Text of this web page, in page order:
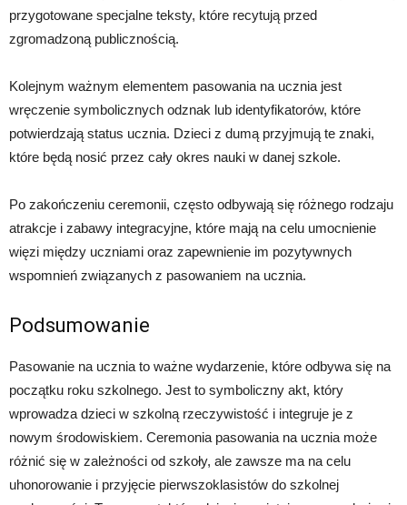
przygotowane specjalne teksty, które recytują przed
zgromadzoną publicznością.
Kolejnym ważnym elementem pasowania na ucznia jest
wręczenie symbolicznych odznak lub identyfikatorów, które
potwierdzają status ucznia. Dzieci z dumą przyjmują te znaki,
które będą nosić przez cały okres nauki w danej szkole.
Po zakończeniu ceremonii, często odbywają się różnego rodzaju
atrakcje i zabawy integracyjne, które mają na celu umocnienie
więzi między uczniami oraz zapewnienie im pozytywnych
wspomnień związanych z pasowaniem na ucznia.
Podsumowanie
Pasowanie na ucznia to ważne wydarzenie, które odbywa się na
początku roku szkolnego. Jest to symboliczny akt, który
wprowadza dzieci w szkolną rzeczywistość i integruje je z
nowym środowiskiem. Ceremonia pasowania na ucznia może
różnić się w zależności od szkoły, ale zawsze ma na celu
uhonorowanie i przyjęcie pierwszoklasistów do szkolnej